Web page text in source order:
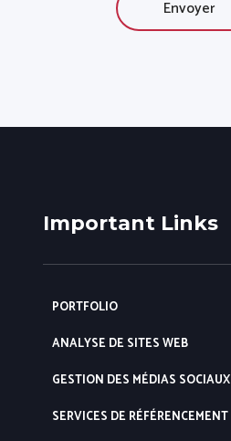
Important Links
PORTFOLIO
ANALYSE DE SITES WEB
GESTION DES MÉDIAS SOCIAUX
SERVICES DE RÉFÉRENCEMENT